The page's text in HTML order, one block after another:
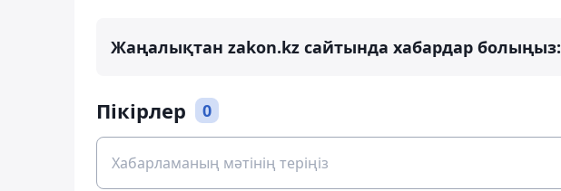
Жаңалықтан zakon.kz сайтында хабардар болыңыз:
Пікірлер 0